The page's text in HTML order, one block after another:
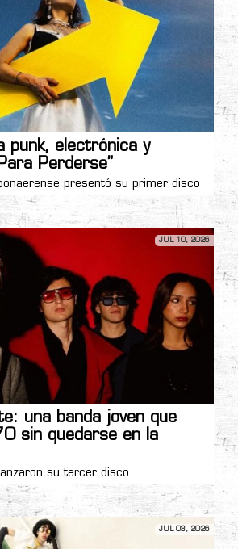
punk, electrónica y
Perderse”
presentó su primer disco
JUL 10, 2026
una banda joven que
sin quedarse en la
su tercer disco
JUL 03, 2026